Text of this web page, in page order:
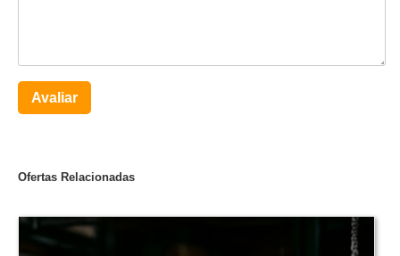
Avaliar
Ofertas Relacionadas